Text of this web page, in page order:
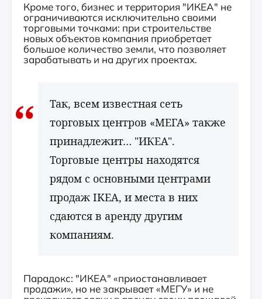
Кроме того, бизнес и территория "ИКЕА" не
ограничиваются исключительно своими
торговыми точками: при строительстве
новых объектов компания приобретает
большое количество земли, что позволяет
зарабатывать и на других проектах.
Так, всем известная сеть
торговых центров «МЕГА» также
принадлежит… "ИКЕА".
Торговые центры находятся
рядом с основными центрами
продаж IKEA, и места в них
сдаются в аренду другим
компаниям.
Парадокс: "ИКЕА" «приостанавливает
продажи», но не закрывает «МЕГУ» и не